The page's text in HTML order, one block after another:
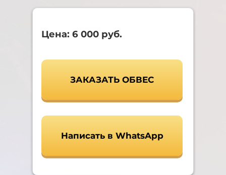
Цена: 6 000 руб.
ЗАКАЗАТЬ ОБВЕС
Написать в WhatsApp